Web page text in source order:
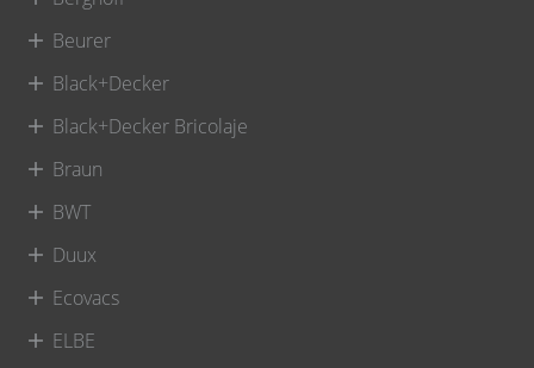
Beurer
Black+Decker
Black+Decker Bricolaje
Braun
BWT
Duux
Ecovacs
ELBE